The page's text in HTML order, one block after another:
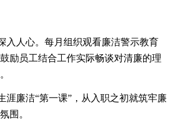
入人心。每月组织观看廉洁警示教育
励员工结合工作实际畅谈对清廉的理
廉洁“第一课”，从入职之初就筑牢廉
围。